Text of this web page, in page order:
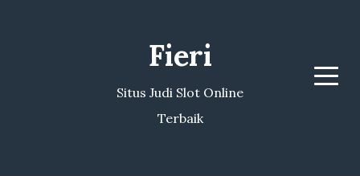
Fieri
Situs Judi Slot Online
Terbaik
Menu